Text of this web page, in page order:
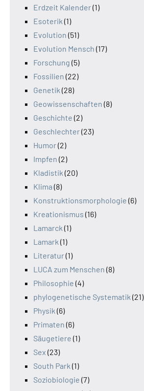
Erdzeit Kalender(1)
Esoterik (1)
Evolution (51)
Evolution Mensch (17)
Forschung (5)
Fossilien (22)
Genetik (28)
Geowissenschaften (8)
Geschichte (2)
Geschlechter(23)
Humor(2)
Impfen (2)
Kladistik (20)
Klima (8)
Konstruktionsmorphologie (6)
Kreationismus (16)
Lamarck (1)
Lamark (1)
Literatur(1)
LUCA zum Menschen (8)
Philosophie (4)
phylogenetische Systematik (21)
Physik (6)
Primaten (6)
Säugetiere (1)
Sex (23)
South Park (1)
Soziobiologie (7)